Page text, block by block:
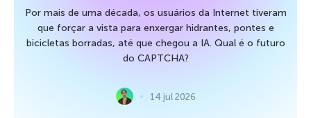
Por mais de uma década, os usuários da Internet tiveram
que forçar a vista para enxergar hidrantes, pontes e
bicicletas borradas, até que chegou a IA. Qual é o futuro
do CAPTCHA?
14 jul 2026